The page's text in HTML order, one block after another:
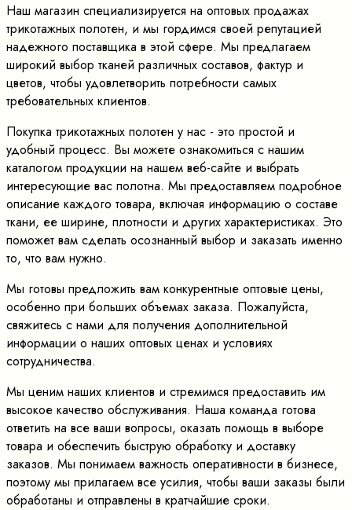
Наш магазин специализируется на оптовых продажах
трикотажных полотен, и мы гордимся своей репутацией
надежного поставщика в этой сфере. Мы предлагаем
широкий выбор тканей различных составов, фактур и
цветов, чтобы удовлетворить потребности самых
требовательных клиентов.
Покупка трикотажных полотен у нас - это простой и
удобный процесс. Вы можете ознакомиться с нашим
каталогом продукции на нашем веб-сайте и выбрать
интересующие вас полотна. Мы предоставляем подробное
описание каждого товара, включая информацию о составе
ткани, ее ширине, плотности и других характеристиках. Это
поможет вам сделать осознанный выбор и заказать именно
то, что вам нужно.
Мы готовы предложить вам конкурентные оптовые цены,
особенно при больших объемах заказа. Пожалуйста,
свяжитесь с нами для получения дополнительной
информации о наших оптовых ценах и условиях
сотрудничества.
Мы ценим наших клиентов и стремимся предоставить им
высокое качество обслуживания. Наша команда готова
ответить на все ваши вопросы, оказать помощь в выборе
товара и обеспечить быструю обработку и доставку
заказов. Мы понимаем важность оперативности в бизнесе,
поэтому мы прилагаем все усилия, чтобы ваши заказы были
обработаны и отправлены в кратчайшие сроки.